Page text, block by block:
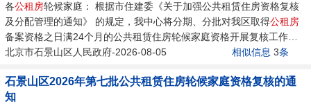
各公租房轮候家庭： 根据市住建委《关于加强公共租赁住房资格复核
及分配管理的通知》 的规定，我中心将分期、分批对我区取得公租房
备案资格之日满24个月的公共租赁住房轮候家庭资格开展复核工作。
现将有关事项通知如下：...
北京市石景山区人民政府-2026-08-05 相似信息 3条
石景山区2026年第七批公共租赁住房轮候家庭资格复核的通
知